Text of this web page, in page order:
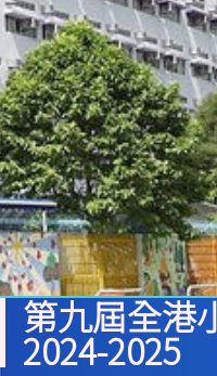
第九屆全港
2024-2025